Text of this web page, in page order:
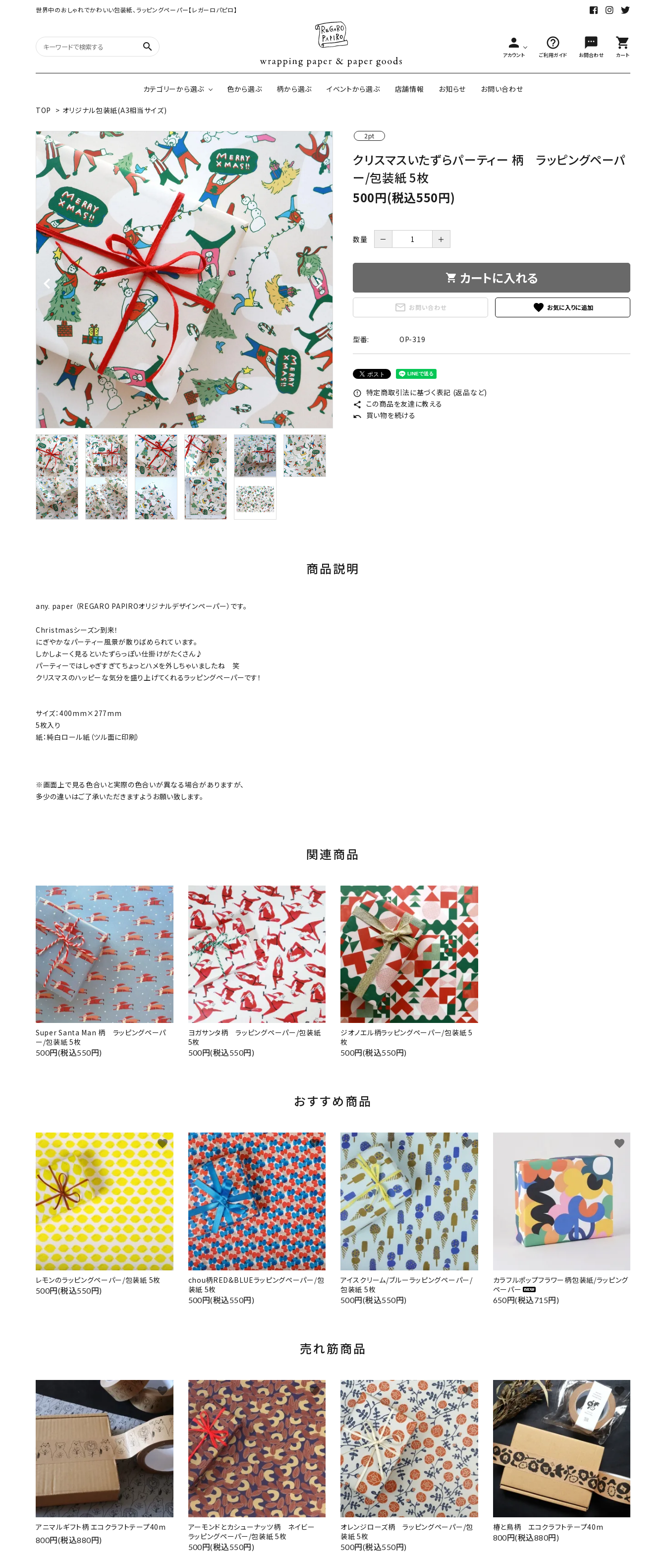
世界中のおしゃれでかわいい包装紙、ラッピングペーパー【レガーロパピロ】
search person
アカウント
help_outline
ご利用ガイド
sms
お問合わせ
shopping_cart
カート
カテゴリーから選ぶ
オリジナル包装紙
（A3相当サイズ）
【大判サイズ】オリジナル包装紙 和紙の包装紙(CAGWA paper)
サイズオーダー受注生産
ネパールの手漉き包装紙
インドのハンドプリントコットン
ペーパー
イギリスのモダン包装紙 イギリスの両面包装紙
ボタニカルダブルサイド包装紙 韓国のデザインペーパー 日本のペーパーブランド ラッピング用リボン・紐
色から選ぶ 柄から選ぶ イベントから選ぶ 店舗情報 お知らせ お問い合わせ
TOP > オリジナル包装紙(A3相当サイズ)
2pt
クリスマスいたずらパーティー 柄 ラッピングペーパ
ー/包装紙 5枚
500円(税込550円)
数量 － ＋
shopping_cart カートに入れる
mail_outline お問い合わせ favorite
型番: OP-319
error_outline 特定商取引法に基づく表記 (返品など)
share この商品を友達に教える
undo 買い物を続ける
商品説明
any. paper （REGARO PAPIROオリジナルデザインペーパー）です。
Christmasシーズン到来！
にぎやかなパーティー風景が散りばめられています。
しかしよーく見るといたずらっぽい仕掛けがたくさん♪
パーティーではしゃぎすぎてちょっとハメを外しちゃいましたね 笑
クリスマスのハッピーな気分を盛り上げてくれるラッピングペーパーです！
サイズ：400mm×277mm
5枚入り
紙：純白ロール紙（ツル面に印刷）
※画面上で見る色合いと実際の色合いが異なる場合がありますが、
多少の違いはご了承いただきますようお願い致します。
関連商品
Super Santa Man 柄 ラッピングペーパ
ー/包装紙 5枚
500円(税込550円)
ヨガサンタ柄 ラッピングペーパー/包装紙
5枚
500円(税込550円)
ジオノエル柄ラッピングペーパー/包装紙 5
枚
500円(税込550円)
おすすめ商品
レモンのラッピングペーパー/包装紙 5枚
500円(税込550円)
favorite
chou柄RED&BLUEラッピングペーパー/包
装紙 5枚
500円(税込550円)
favorite
アイスクリーム/ブルーラッピングペーパー/
包装紙 5枚
500円(税込550円)
favorite
カラフルポップフラワー柄包装紙/ラッピング
ペーパー
650円(税込715円)
favorite
売れ筋商品
アニマルギフト柄 エコクラフトテープ40m
800円(税込880円)
favorite
アーモンドとカシューナッツ柄 ネイビー
ラッピングペーパー/包装紙 5枚
500円(税込550円)
favorite
オレンジローズ柄 ラッピングペーパー/包
装紙 5枚
500円(税込550円)
favorite
椿と鳥柄 エコクラフトテープ40m
800円(税込880円)
favorite